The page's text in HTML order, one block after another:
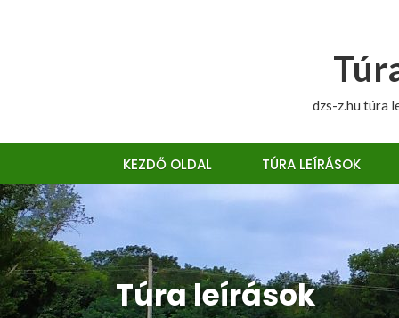
dzs-z.hu túra
KEZDŐ OLDAL TÚRA LEÍRÁSOK
Túra leírások